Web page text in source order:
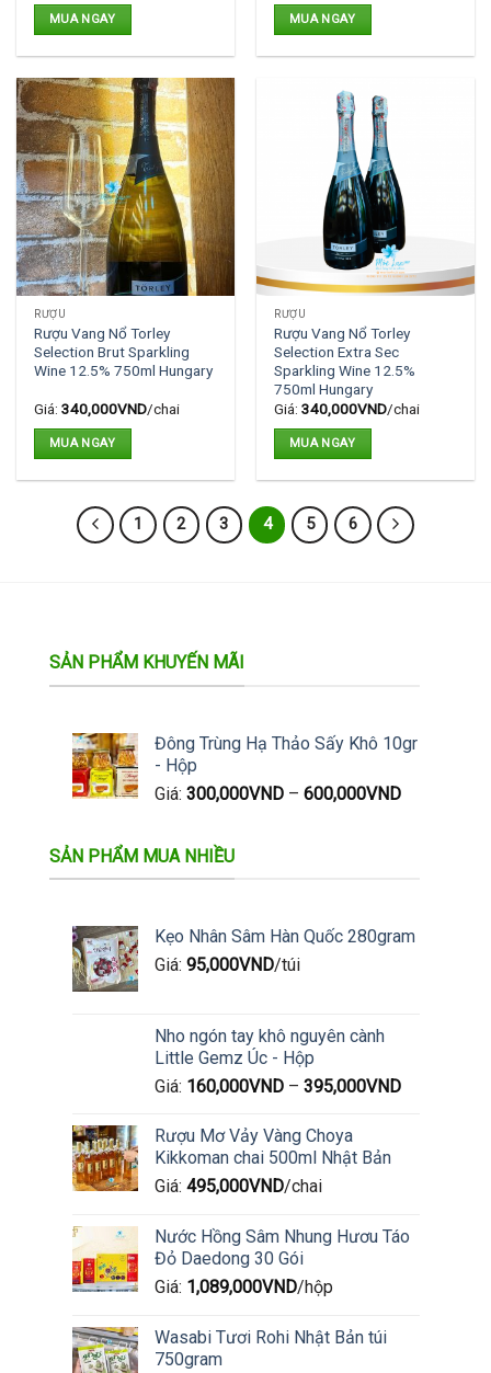
phẩm
MUA NGAY MUA NGAY
RƯỢU
Rượu Vang Nổ Torley
Selection Brut Sparkling
Wine 12.5% 750ml Hungary
Giá: 340,000VND/chai
MUA NGAY
RƯỢU
Rượu Vang Nổ Torley
Selection Extra Sec
Sparkling Wine 12.5%
750ml Hungary
Giá: 340,000VND/chai
MUA NGAY
1 2 3 4 5 6
SẢN PHẨM KHUYẾN MÃI
Đông Trùng Hạ Thảo Sấy Khô 10gr
- Hộp
Giá: 300,000VND– 600,000VND
SẢN PHẨM MUA NHIỀU
Kẹo Nhân Sâm Hàn Quốc 280gram
Giá: 95,000VND/túi
Nho ngón tay khô nguyên cành
Little Gemz Úc - Hộp
Giá: 160,000VND– 395,000VND
Rượu Mơ Vảy Vàng Choya
Kikkoman chai 500ml Nhật Bản
Giá: 495,000VND/chai
Nước Hồng Sâm Nhung Hươu Táo
Đỏ Daedong 30 Gói
Giá: 1,089,000VND/hộp
Wasabi Tươi Rohi Nhật Bản túi
750gram